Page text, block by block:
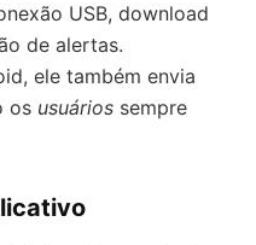
USB, download
de alertas.
ele também envia
os usuários sempre